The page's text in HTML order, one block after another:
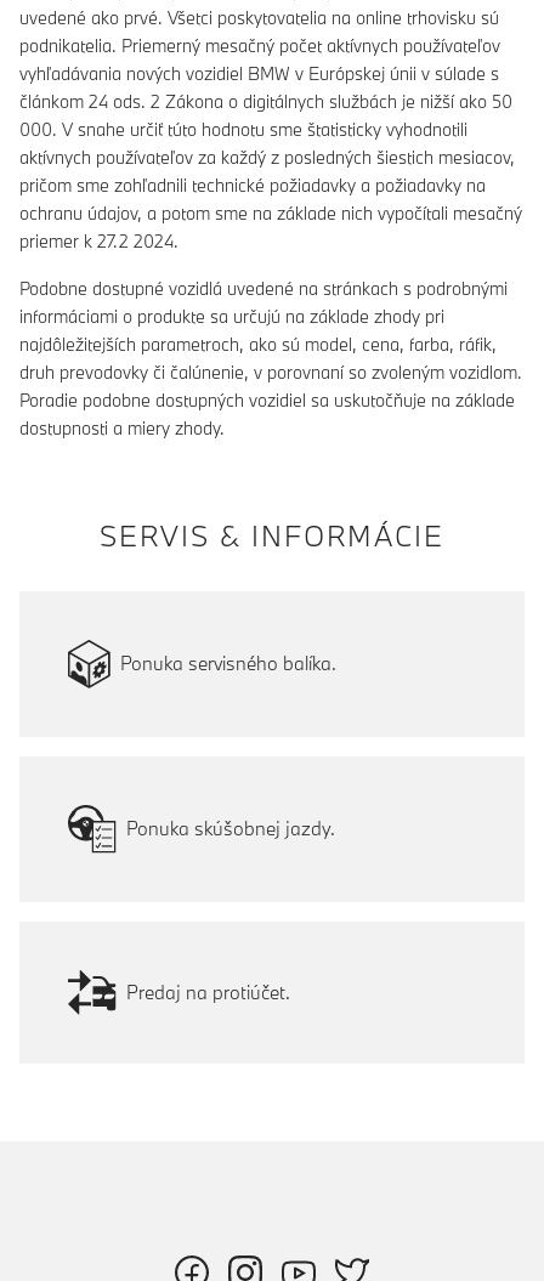
uvedené ako prvé. Všetci poskytovatelia na online trhovisku sú
podnikatelia. Priemerný mesačný počet aktívnych používateľov
vyhľadávania nových vozidiel BMW v Európskej únii v súlade s
článkom 24 ods. 2 Zákona o digitálnych službách je nižší ako 50
000. V snahe určiť túto hodnotu sme štatisticky vyhodnotili
aktívnych používateľov za každý z posledných šiestich mesiacov,
pričom sme zohľadnili technické požiadavky a požiadavky na
ochranu údajov, a potom sme na základe nich vypočítali mesačný
priemer k 27.2 2024.
Podobne dostupné vozidlá uvedené na stránkach s podrobnými
informáciami o produkte sa určujú na základe zhody pri
najdôležitejších parametroch, ako sú model, cena, farba, ráfik,
druh prevodovky či čalúnenie, v porovnaní so zvoleným vozidlom.
Poradie podobne dostupných vozidiel sa uskutočňuje na základe
dostupnosti a miery zhody.
SERVIS & INFORMÁCIE
Ponuka servisného balíka.
Ponuka skúšobnej jazdy.
Predaj na protiúčet.